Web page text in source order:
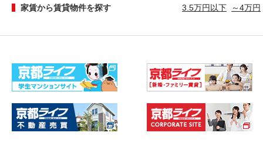
家賃から賃貸物件を探す 3.5万円以下 ～4万円